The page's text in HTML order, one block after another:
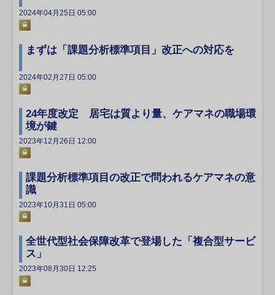
2024年04月25日 05:00
まずは「課題分析標準項目」改正への対応を
2024年02月27日 05:00
24年度改定 居宅は質より量、ケアマネの職場環
境が鍵
2023年12月26日 12:00
課題分析標準項目の改正で問われるケアマネの意
識
2023年10月31日 05:00
全世代型社会保障改革で登場した「複合型サービ
ス」
2023年08月30日 12:25